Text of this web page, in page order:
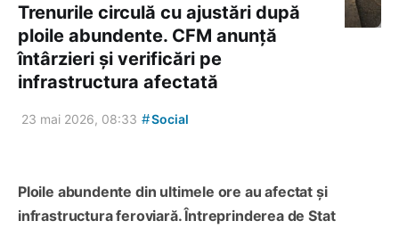
Trenurile circulă cu ajustări după
ploile abundente. CFM anunță
întârzieri și verificări pe
infrastructura afectată
23 mai 2026, 08:33 #Social
Ploile abundente din ultimele ore au afectat și
infrastructura feroviară. Întreprinderea de Stat